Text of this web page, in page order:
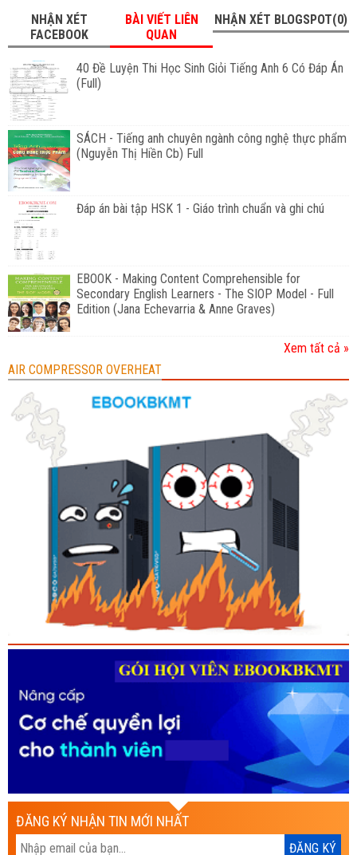
NHẬN XÉT
FACEBOOK
BÀI VIẾT LIÊN
QUAN
NHẬN XÉT BLOGSPOT(0)
40 Đề Luyện Thi Học Sinh Giỏi Tiếng Anh 6 Có Đáp Án
(Full)
SÁCH - Tiếng anh chuyên ngành công nghệ thực phẩm
(Nguyễn Thị Hiền Cb) Full
Đáp án bài tập HSK 1 - Giáo trình chuẩn và ghi chú
EBOOK - Making Content Comprehensible for
Secondary English Learners - The SIOP Model - Full
Edition (Jana Echevarria & Anne Graves)
Xem tất cả »
AIR COMPRESSOR OVERHEAT
ĐĂNG KÝ NHẬN TIN MỚI NHẤT